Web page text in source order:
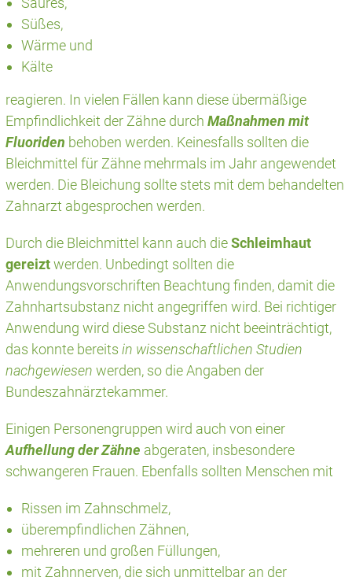
Süßes,
Wärme und
Kälte
reagieren. In vielen Fällen kann diese übermäßige
Empfindlichkeit der Zähne durch Maßnahmen mit
Fluoriden behoben werden. Keinesfalls sollten die
Bleichmittel für Zähne mehrmals im Jahr angewendet
werden. Die Bleichung sollte stets mit dem behandelten
Zahnarzt abgesprochen werden.
Durch die Bleichmittel kann auch dieSchleimhaut
gereiztwerden. Unbedingt sollten die
Anwendungsvorschriften Beachtung finden, damit die
Zahnhartsubstanz nicht angegriffen wird. Bei richtiger
Anwendung wird diese Substanz nicht beeinträchtigt,
das konnte bereits in wissenschaftlichen Studien
nachgewiesen werden, so die Angaben der
Bundeszahnärztekammer.
Einigen Personengruppen wird auch von einer
Aufhellung der Zähne abgeraten, insbesondere
schwangeren Frauen. Ebenfalls sollten Menschen mit
Rissen im Zahnschmelz,
überempfindlichen Zähnen,
mehreren und großen Füllungen,
mit Zahnnerven, die sich unmittelbar an der